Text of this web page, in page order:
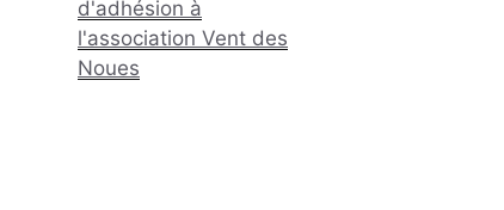
d'adhésion à
l'association Vent des
Noues